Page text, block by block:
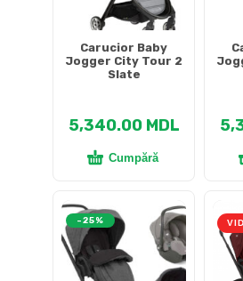
Carucior Baby
Jogger City Tour 2
Slate
5,340.00 MDL
Cumpără
-25%